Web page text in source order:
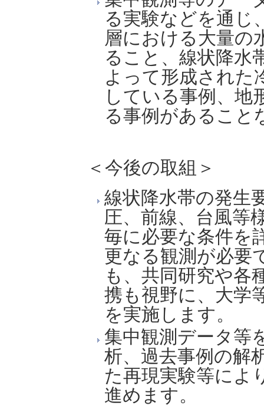
る実験などを通じ
層における大量の
ること、線状降水
よって形成された
している事例、地
る事例があること
＜今後の取組＞
線状降水帯の発生
圧、前線、台風等
毎に必要な条件を
更なる観測が必要
も、共同研究や各
携も視野に、大学
を実施します。
集中観測データ等
析、過去事例の解
た再現実験等によ
進めます。